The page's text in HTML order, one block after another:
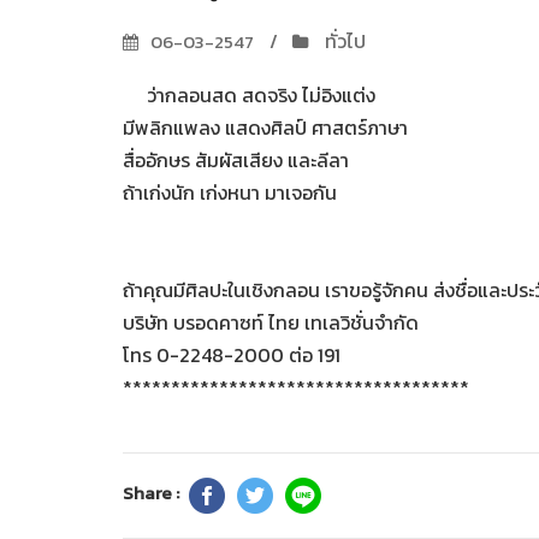
06-03-2547
ทั่วไป
ว่ากลอนสด สดจริง ไม่อิงแต่ง
มีพลิกแพลง แสดงศิลป์ ศาสตร์ภาษา
สื่ออักษร สัมผัสเสียง และลีลา
ถ้าเก่งนัก เก่งหนา มาเจอกัน
ถ้าคุณมีศิลปะในเชิงกลอน เราขอรู้จักคน ส่งชื่อและปร
บริษัท บรอดคาซท์ ไทย เทเลวิชั่นจำกัด
โทร 0-2248-2000 ต่อ 191
************************************
Share :